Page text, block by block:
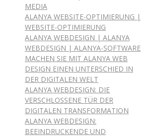
MEDIA
ALANYA WEBSITE-OPTIMIERUNG |
WEBSITE-OPTIMIERUNG
ALANYA WEBDESIGN | ALANYA
WEBDESIGN | ALANYA-SOFTWARE
MACHEN SIE MIT ALANYA WEB
DESIGN EINEN UNTERSCHIED IN
DER DIGITALEN WELT
ALANYA WEBDESIGN: DIE
VERSCHLOSSENE TÜR DER
DIGITALEN TRANSFORMATION
ALANYA WEBDESIGN:
BEEINDRUCKENDE UND